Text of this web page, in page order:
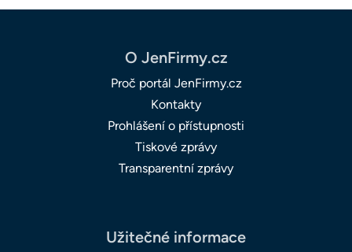
O JenFirmy.cz
Proč portál JenFirmy.cz
Kontakty
Prohlášení o přístupnosti
Tiskové zprávy
Transparentní zprávy
Užitečné informace